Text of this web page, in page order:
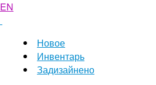
EN
Новое
Инвентарь
Задизайнено